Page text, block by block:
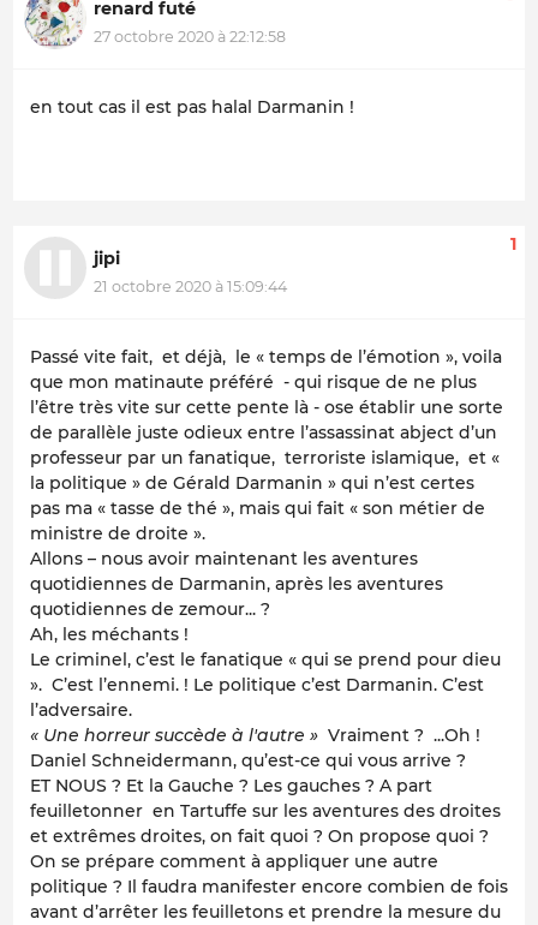
renard futé
27 octobre 2020 à 22:12:58
en tout cas il est pas halal Darmanin !
jipi
21 octobre 2020 à 15:09:44
1
Passé vite fait, et déjà, le « temps de l’émotion », voila
que mon matinaute préféré - qui risque de ne plus
l’être très vite sur cette pente là - ose établir une sorte
de parallèle juste odieux entre l’assassinat abject d’un
professeur par un fanatique, terroriste islamique, et «
la politique » de Gérald Darmanin » qui n’est certes
pas ma « tasse de thé », mais qui fait « son métier de
ministre de droite ».
Allons – nous avoir maintenant les aventures
quotidiennes de Darmanin, après les aventures
quotidiennes de zemour... ?
Ah, les méchants !
Le criminel, c’est le fanatique « qui se prend pour dieu
». C’est l’ennemi. ! Le politique c’est Darmanin. C’est
l’adversaire.
« Une horreur succède à l'autre » Vraiment ? ...Oh !
Daniel Schneidermann, qu’est-ce qui vous arrive ?
ET NOUS ? Et la Gauche ? Les gauches ? A part
feuilletonner en Tartuffe sur les aventures des droites
et extrêmes droites, on fait quoi ? On propose quoi ?
On se prépare comment à appliquer une autre
politique ? Il faudra manifester encore combien de fois
avant d’arrêter les feuilletons et prendre la mesure du